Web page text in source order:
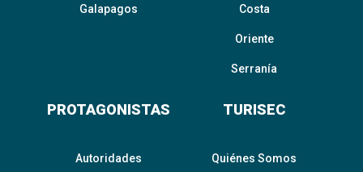
Galapagos Costa
Oriente
Serranía
PROTAGONISTAS
Autoridades
TURISEC
Quiénes Somos